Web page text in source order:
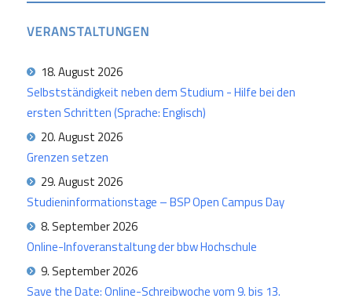
VERANSTALTUNGEN
18. August 2026
Selbstständigkeit neben dem Studium - Hilfe bei den
ersten Schritten (Sprache: Englisch)
20. August 2026
Grenzen setzen
29. August 2026
Studieninformationstage – BSP Open Campus Day
8. September 2026
Online-Infoveranstaltung der bbw Hochschule
9. September 2026
Save the Date: Online-Schreibwoche vom 9. bis 13.